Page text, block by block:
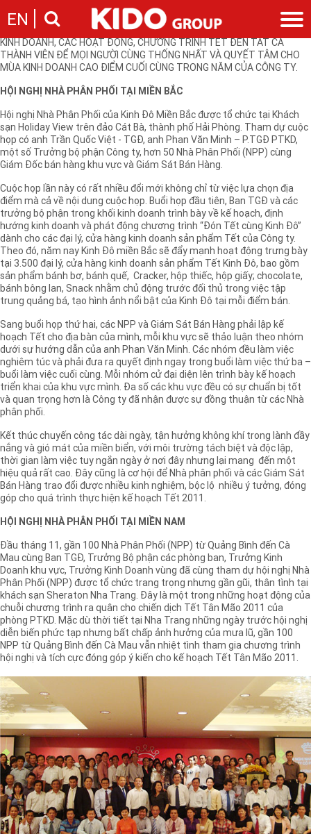
EN
Giới thiệu
Chặng đường
Cam kết của KIDO
Nhà sáng lập
Ngành hàng
Ngành gia vị
Ngành bánh
Tin tức
Tin tức & sự kiện
Thông cáo báo chí của tập đoàn
Nhà đầu tư
Thông điệp
Báo cáo
Thông tin cổ phần
Các công ty thành viên
Liên hệ
Liên hệ
Nghề nghiệp
Giới thiệu
Nhu cầu tuyển dụng
KHỞI ĐỘNG CHIẾN DỊCH TẾT 2011, P. PTKD CÔNG TY KINH ĐÔ VÀ KINH
ĐÔ MIỀN BẮC ĐÃ TỔ CHỨC HỘI NGHỊ NHÀ PHÂN PHỐI, HỘI NGHỊ LỰC
LƯỢNG BÁN HÀNG NHẰM TRIỂN KHAI CỤ THỂ, SÂU RỘNG CHIẾN LƯỢC
KINH DOANH, CÁC HOẠT ĐỘNG, CHƯƠNG TRÌNH TẾT ĐẾN TẤT CẢ
THÀNH VIÊN ĐỂ MỌI NGƯỜI CÙNG THỐNG NHẤT VÀ QUYẾT TÂM CHO
MÙA KINH DOANH CAO ĐIỂM CUỐI CÙNG TRONG NĂM CỦA CÔNG TY.
HỘI NGHỊ NHÀ PHÂN PHỐI TẠI MIỀN BẮC
Hội nghị Nhà Phân Phối của Kinh Đô Miền Bắc được tổ chức tại Khách
sạn Holiday View trên đảo Cát Bà, thành phố Hải Phòng. Tham dự cuộc
họp có anh Trần Quốc Việt - TGĐ, anh Phan Văn Minh – P.TGĐ PTKD,
một số Trưởng bộ phận Công ty, hơn 50 Nhà Phân Phối (NPP) cùng
Giám Đốc bán hàng khu vực và Giám Sát Bán Hàng.
Cuộc họp lần này có rất nhiều đổi mới không chỉ từ việc lựa chọn địa
điểm mà cả về nội dung cuộc họp. Buổi họp đầu tiên, Ban TGĐ và các
trưởng bộ phận trong khối kinh doanh trình bày về kế hoạch, định
hướng kinh doanh và phát động chương trình “Đón Tết cùng Kinh Đô”
dành cho các đại lý, cửa hàng kinh doanh sản phẩm Tết của Công ty.
Theo đó, năm nay Kinh Đô miền Bắc sẽ đẩy mạnh hoạt động trưng bày
tại 3.500 đại lý, cửa hàng kinh doanh sản phẩm Tết Kinh Đô, bao gồm
sản phẩm bánh bơ, bánh quế, Cracker, hộp thiếc, hộp giấy; chocolate,
bánh bông lan, Snack nhằm chủ động trước đối thủ trong việc tập
trung quảng bá, tạo hình ảnh nổi bật của Kinh Đô tại mỗi điểm bán.
Sang buổi họp thứ hai, các NPP và Giám Sát Bán Hàng phải lập kế
hoạch Tết cho địa bàn của mình, mỗi khu vực sẽ thảo luận theo nhóm
dưới sự hướng dẫn của anh Phan Văn Minh. Các nhóm đều làm việc
nghiêm túc và phải đưa ra quyết định ngay trong buổi làm việc thứ ba –
buổi làm việc cuối cùng. Mỗi nhóm cử đại diện lên trình bày kế hoạch
triển khai của khu vực mình. Đa số các khu vực đều có sự chuẩn bị tốt
và quan trọng hơn là Công ty đã nhận được sự đồng thuận từ các Nhà
phân phối.
Kết thúc chuyến công tác dài ngày, tận hưởng không khí trong lành đầy
nắng và gió mát của miền biển, với môi trường tách biệt và độc lập,
thời gian làm việc tuy ngắn ngày ở nơi đây nhưng lại mang đến một
hiệu quả rất cao. Đây cũng là cơ hội để Nhà phân phối và các Giám Sát
Bán Hàng trao đổi được nhiều kinh nghiệm, bộc lộ nhiều ý tưởng, đóng
góp cho quá trình thực hiện kế hoạch Tết 2011.
HỘI NGHỊ NHÀ PHÂN PHỐI TẠI MIỀN NAM
Đầu tháng 11, gần 100 Nhà Phân Phối (NPP) từ Quảng Bình đến Cà
Mau cùng Ban TGĐ, Trưởng Bộ phận các phòng ban, Trưởng Kinh
Doanh khu vực, Trưởng Kinh Doanh vùng đã cùng tham dự hội nghị Nhà
Phân Phối (NPP) được tổ chức trang trọng nhưng gần gũi, thân tình tại
khách sạn Sheraton Nha Trang. Đây là một trong những hoạt động của
chuỗi chương trình ra quân cho chiến dịch Tết Tân Mão 2011 của
phòng PTKD. Mặc dù thời tiết tại Nha Trang những ngày trước hội nghị
diễn biến phức tạp nhưng bất chấp ảnh hưởng của mưa lũ, gần 100
NPP từ Quảng Bình đến Cà Mau vẫn nhiệt tình tham gia chương trình
hội nghị và tích cực đóng góp ý kiến cho kế hoạch Tết Tân Mão 2011.